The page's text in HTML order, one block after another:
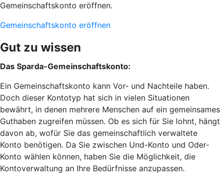
Gemeinschaftskonto eröffnen.
Gemeinschaftskonto eröffnen
Gut zu wissen
Das Sparda-Gemeinschaftskonto:
Ein Gemeinschaftskonto kann Vor- und Nachteile haben.
Doch dieser Kontotyp hat sich in vielen Situationen
bewährt, in denen mehrere Menschen auf ein gemeinsames
Guthaben zugreifen müssen. Ob es sich für Sie lohnt, hängt
davon ab, wofür Sie das gemeinschaftlich verwaltete
Konto benötigen. Da Sie zwischen Und-Konto und Oder-
Konto wählen können, haben Sie die Möglichkeit, die
Kontoverwaltung an Ihre Bedürfnisse anzupassen.